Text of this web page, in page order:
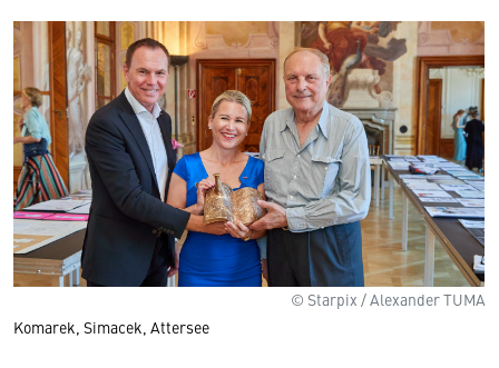
© Starpix / Alexander TUMA
Komarek, Simacek, Attersee